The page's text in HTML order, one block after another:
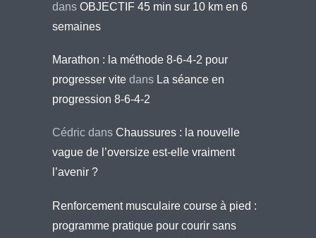
dans OBJECTIF 45 min sur 10 km en 6
semaines
Marathon : la méthode 8-6-4-2 pour
progresser vite dans La séance en
progression 8-6-4-2
Cédric dans Chaussures : la nouvelle
vague de l’oversize est-elle vraiment
l’avenir ?
Renforcement musculaire course à pied :
programme pratique pour courir sans